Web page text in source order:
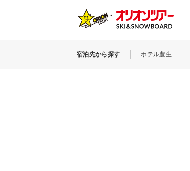
宿泊先から探す ホテル豊生